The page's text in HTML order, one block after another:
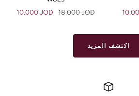
Sale
10.000 JOD
Regular
18.000 JOD
Sale
اكتشف المزيد